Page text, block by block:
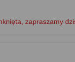
zapraszamy